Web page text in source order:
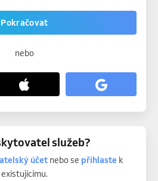
Pokračovat
nebo
služeb?
účetnebo se přihlastek
existujícímu.